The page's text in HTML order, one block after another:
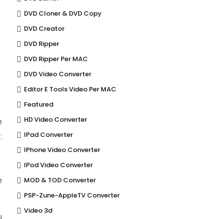
DVD Cloner & DVD Copy
DVD Creator
DVD Ripper
DVD Ripper Per MAC
DVD Video Converter
Editor E Tools Video Per MAC
Featured
HD Video Converter
IPad Converter
IPhone Video Converter
IPod Video Converter
MOD & TOD Converter
PSP-Zune-AppleTV Converter
Video 3d